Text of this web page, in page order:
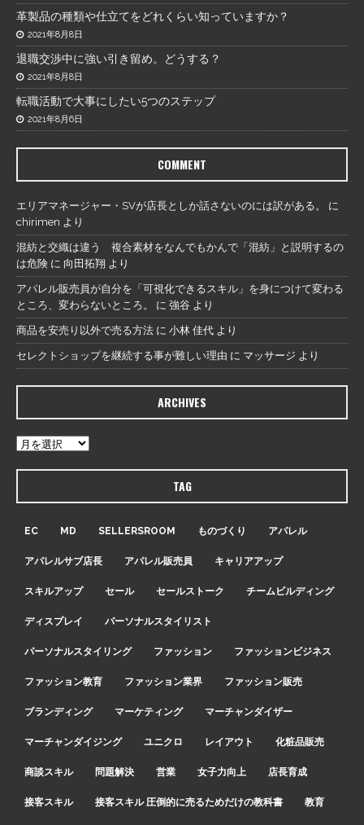
革製品の種類や仕立てをどれくらい知っていますか？
2021年8月8日
退職交渉中に強い引き留め。どうする？
2021年8月8日
転職活動で大事にしたい5つのステップ
2021年8月6日
COMMENT
エリアマネージャー・SVが店長としか話さないのには訳がある。
に
chirimen より
混紡と交織は違う 複合素材をなんでもかんで「混紡」と説明するの
は危険 に 向田拓翔 より
アパレル販売員が自分を「可視化できるスキル」を身につけて変わる
ところ、変わらないところ。
に 強谷 より
商品を安売り以外で売る方法 に 小林 佳代 より
セレクトショップを継続する事が難しい理由 に マッサージ より
ARCHIVES
TAG
EC MD SELLERSROOM ものづくり アパレル
アパレルサブ店長 アパレル販売員 キャリアアップ
スキルアップ セール セールストーク チームビルディング
ディスプレイ パーソナルスタイリスト
パーソナルスタイリング ファッション ファッションビジネス
ファッション教育 ファッション業界 ファッション販売
ブランディング マーケティング マーチャンダイザー
マーチャンダイジング ユニクロ レイアウト 化粧品販売
商談スキル 問題解決 営業 女子力向上 店長育成
接客スキル 接客スキル 圧倒的に売るためだけの教科書 教育